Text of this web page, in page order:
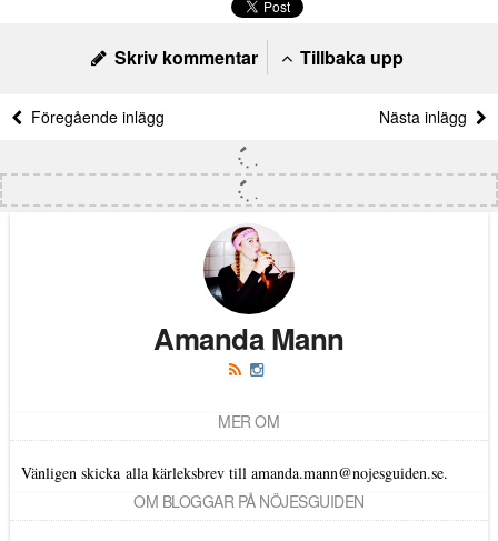
Skriv kommentar Tillbaka upp
Föregående inlägg Nästa inlägg
Amanda Mann
MER OM
Vänligen skicka alla kärleksbrev till amanda.mann@nojesguiden.se.
OM BLOGGAR PÅ NÖJESGUIDEN